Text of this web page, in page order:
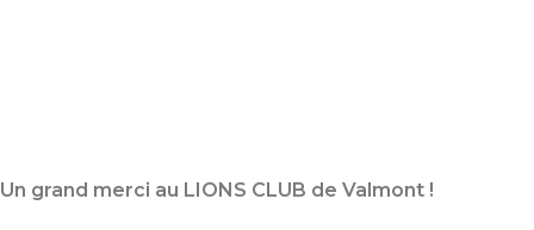
Un grand merci au LIONS CLUB de Valmont !